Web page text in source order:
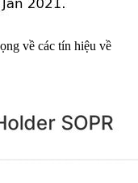
về các tín hiệu về